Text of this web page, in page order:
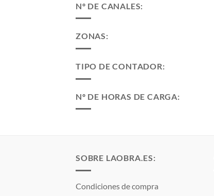
Nº DE CANALES:
ZONAS:
TIPO DE CONTADOR:
Nº DE HORAS DE CARGA:
SOBRE LAOBRA.ES:
Condiciones de compra